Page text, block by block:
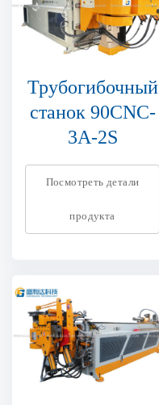
Трубогибочный
станок 90CNC-
3A-2S
Посмотреть детали
продукта